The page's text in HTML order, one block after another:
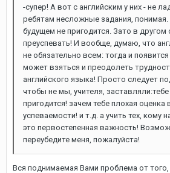
-супер! А вот с английским у них - не
ребятам несложные задания, понимая.
будущем не пригодится. Зато в другом
преуспевать! И вообще, думаю, что
не обязательно всем: тогда и
может взяться и преодолеть
английского языка! Просто следует
чтобы не мы, учителя,
пригодится! зачем тебе плохая оценка
успеваемости! и т.д. а учить тех, кому
это первостепенная важность!
переубедите меня, пожалуйста!
Вся поднимаемая Вами проблема от того,